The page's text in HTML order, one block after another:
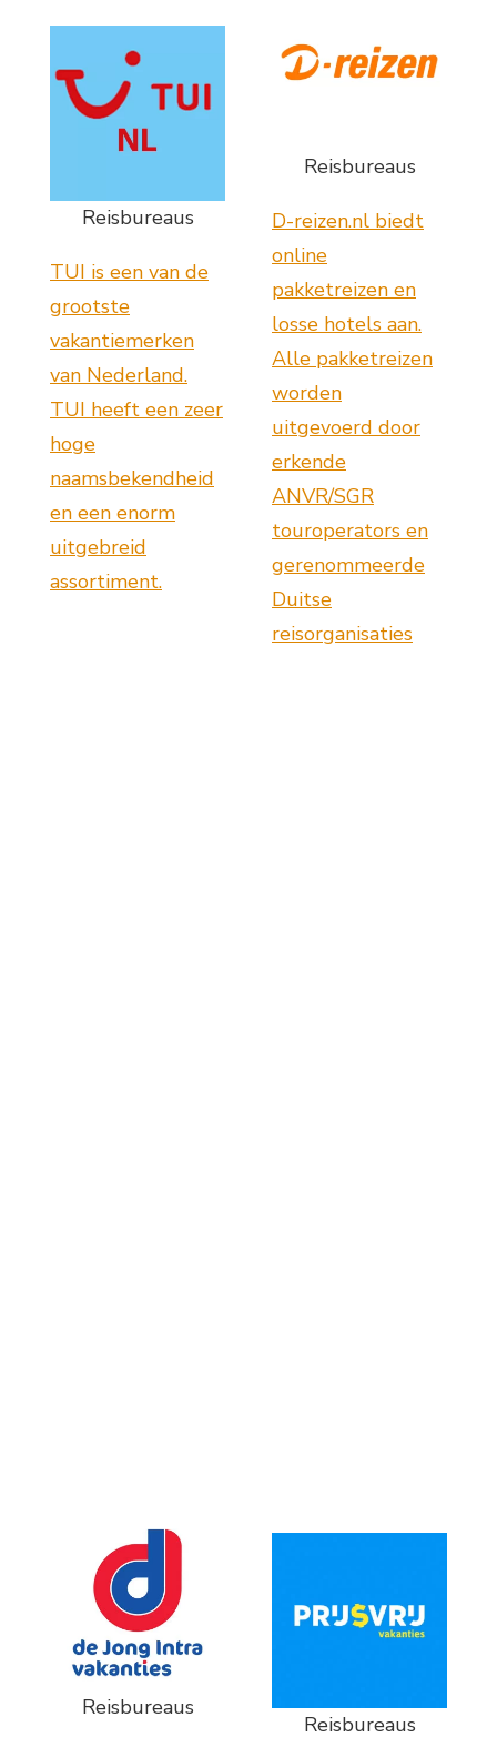
Reisbureaus
TUI is een van de
grootste
vakantiemerken
van Nederland.
TUI heeft een zeer
hoge
naamsbekendheid
en een enorm
uitgebreid
assortiment.
Reisbureaus
D-reizen.nl biedt
online
pakketreizen en
losse hotels aan.
Alle pakketreizen
worden
uitgevoerd door
erkende
ANVR/SGR
touroperators en
gerenommeerde
Duitse
reisorganisaties
Reisbureaus
Reisbureaus